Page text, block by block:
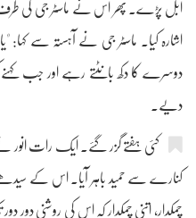
ابل پڑے۔ پھر اس نے ماسٹر جی کی طرف
اشارہ کیا۔ ماسٹر جی نے آہستہ سے کہا:
دوسرے کا دکھ بانٹتے رہے اور جب کہنے
دیے۔
کئی ہفتے گزر گئے۔ ایک رات انور
کنارے سے حمید باہر آیا۔ اس کے
چمکدار، اتنی چمکدار کہ اس کی روشنی دور